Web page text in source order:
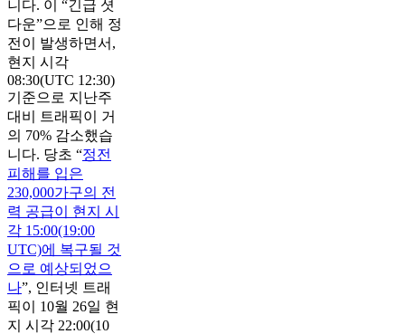
니다. 이 “긴급 셧
다운”으로 인해 정
전이 발생하면서,
현지 시각
08:30(UTC 12:30)
기준으로 지난주
대비 트래픽이 거
의 70% 감소했습
니다. 당초 “정전
피해를 입은
230,000가구의 전
력 공급이 현지 시
각 15:00(19:00
UTC)에 복구될 것
으로 예상되었으
나”, 인터넷 트래
픽이 10월 26일 현
지 시각 22:00(10